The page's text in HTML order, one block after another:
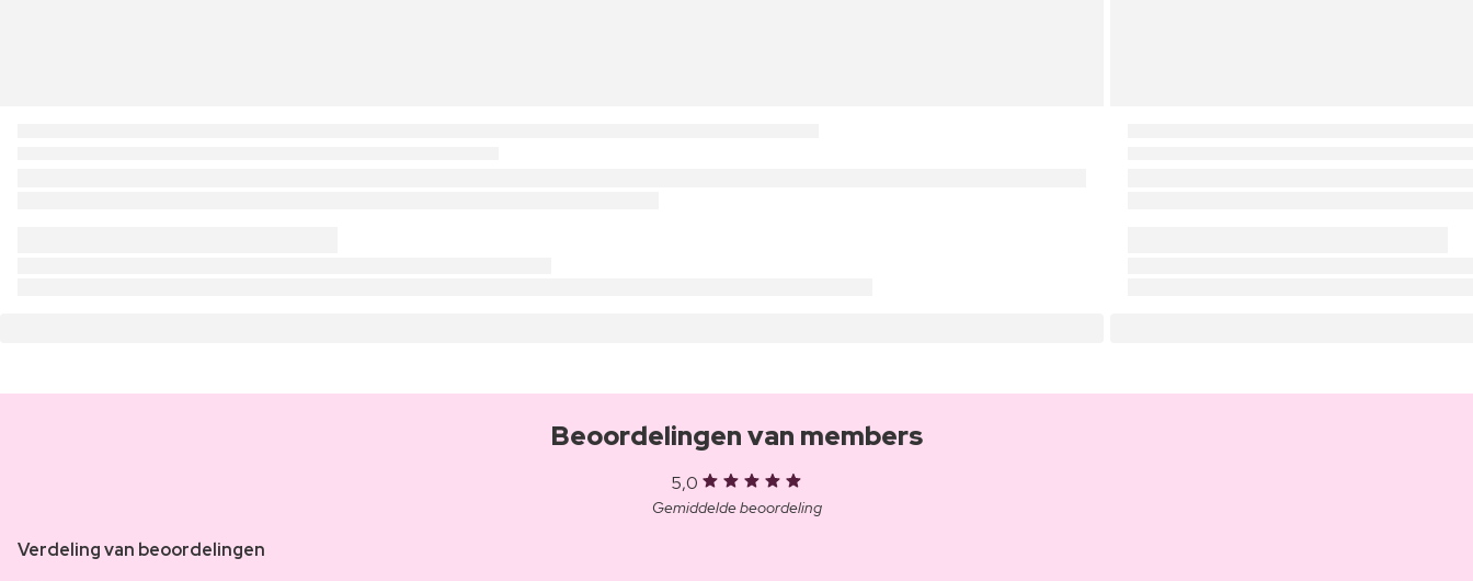
Beoordelingen van members
5,0
Gemiddelde beoordeling
Verdeling van beoordelingen